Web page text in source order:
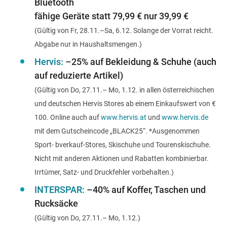
Bluetooth
fähige Geräte statt 79,99 € nur 39,99 €
(Gültig von Fr, 28.11.–Sa, 6.12. Solange der Vorrat reicht.
Abgabe nur in Haushaltsmengen.)
Hervis: –25% auf Bekleidung & Schuhe (auch
auf reduzierte Artikel)
(Gültig von Do, 27.11.– Mo, 1.12. in allen österreichischen
und deutschen Hervis Stores ab einem Einkaufswert von €
100. Online auch aufwww.hervis.at und www.hervis.de
mit dem Gutscheincode „BLACK25“. *Ausgenommen
Sport- bverkauf-Stores, Skischuhe und Tourenskischuhe.
Nicht mit anderen Aktionen und Rabatten kombinierbar.
Irrtümer, Satz- und Druckfehler vorbehalten.)
INTERSPAR: –40% auf Koffer, Taschen und
Rucksäcke
(Gültig von Do, 27.11.– Mo, 1.12.)